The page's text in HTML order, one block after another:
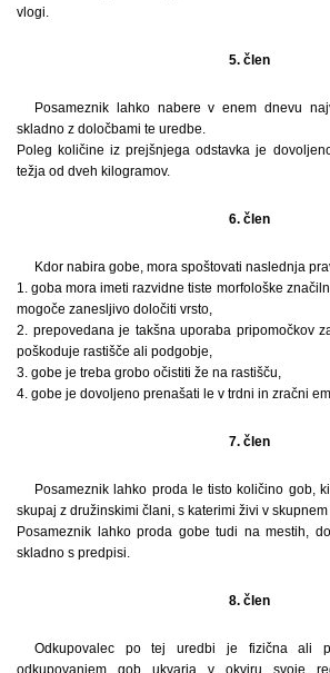
vlogi.
5. člen
Posameznik lahko nabere v enem dnevu
skladno z določbami te uredbe.
Poleg količine iz prejšnjega odstavka je
težja od dveh kilogramov.
6. člen
Kdor nabira gobe, mora spoštovati naslednja
1. goba mora imeti razvidne tiste morfološke
mogoče zanesljivo določiti vrsto,
2. prepovedana je takšna uporaba pripomočkov
poškoduje rastišče ali podgobje,
3. gobe je treba grobo očistiti že na rastišču,
4. gobe je dovoljeno prenašati le v trdni in zračni
7. člen
Posameznik lahko proda le tisto količino gob,
skupaj z družinskimi člani, s katerimi živi v skupnem
Posameznik lahko proda gobe tudi na mestih,
skladno s predpisi.
8. člen
Odkupovalec po tej uredbi je fizična ali
odkupovanjem gob ukvarja v okviru svoje